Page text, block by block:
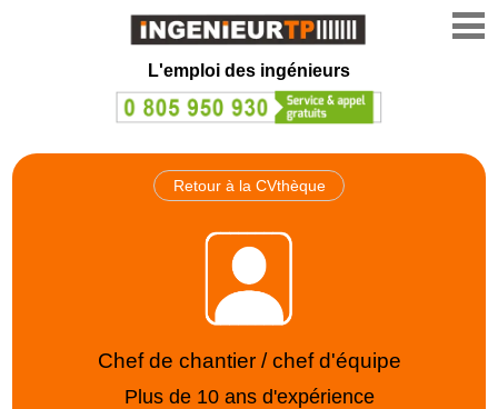
L'emploi des ingénieurs
Retour à la CVthèque
Chef de chantier / chef d'équipe
Plus de 10 ans d'expérience